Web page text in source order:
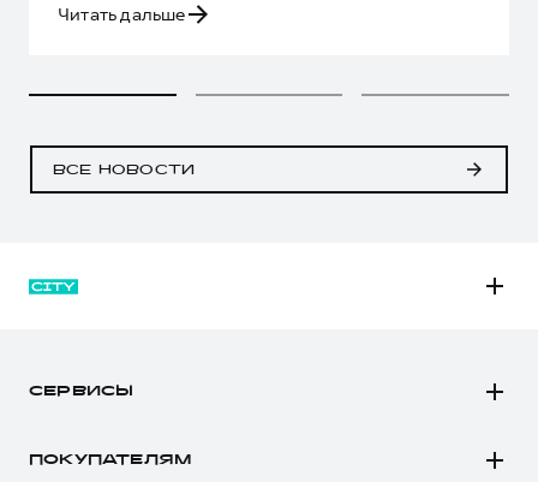
Читать дальше
ВСЕ НОВОСТИ
СЕРВИСЫ
ПОКУПАТЕЛЯМ